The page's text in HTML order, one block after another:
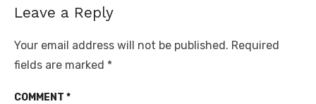
Leave a Reply
Your email address will not be published. Required
fields are marked *
COMMENT *